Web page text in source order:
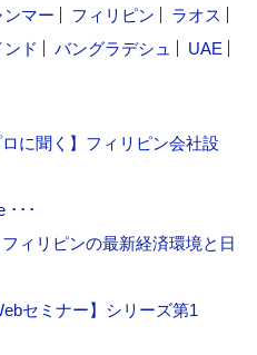
ンマー フィリピン
ラオス
ンド バングラデシュ
UAE
に聞く】フィリピン会社設
･･･
ィリピンの最新経済環境と日
セミナー】シリーズ第1